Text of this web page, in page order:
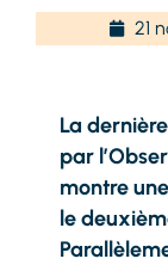
21
La
par
montre
le